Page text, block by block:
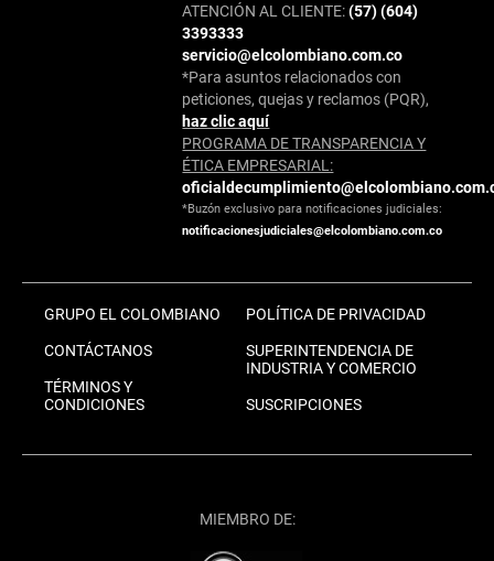
ATENCIÓN AL CLIENTE:(57) (604)
3393333
servicio@elcolombiano.com.co
*Para asuntos relacionados con
peticiones, quejas y reclamos (PQR),
haz clic aquí
PROGRAMA DE TRANSPARENCIA Y
ÉTICA EMPRESARIAL:
*Buzón exclusivo para notificaciones judiciales:
notificacionesjudiciales@elcolombiano.com.co
GRUPO EL COLOMBIANO
CONTÁCTANOS
TÉRMINOS Y
CONDICIONES
POLÍTICA DE PRIVACIDAD
SUPERINTENDENCIA DE
INDUSTRIA Y COMERCIO
SUSCRIPCIONES
MIEMBRO DE: